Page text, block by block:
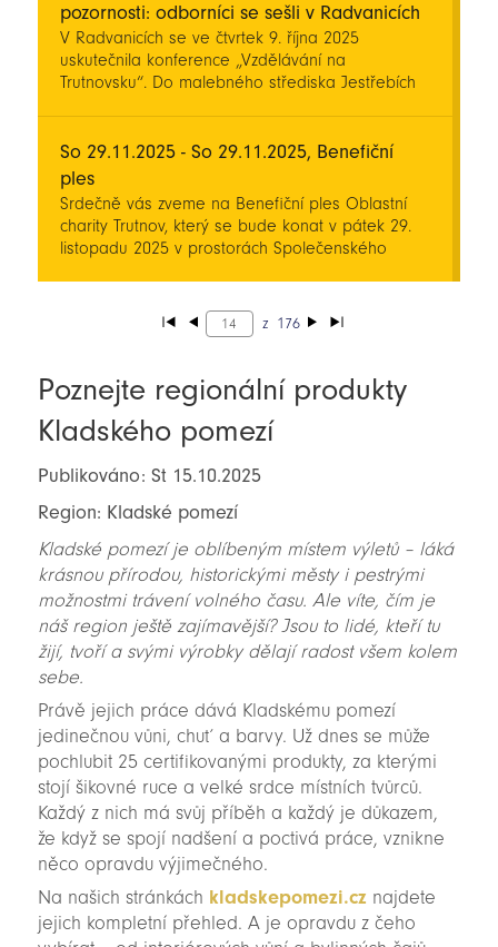
pozornosti: odborníci se sešli v Radvanicích
V Radvanicích se ve čtvrtek 9. října 2025
uskutečnila konference „Vzdělávání na
Trutnovsku“. Do malebného střediska Jestřebích
rozdělen do několika bloků.
So 29.11.2025 - So 29.11.2025, Benefiční
ples
Srdečně vás zveme na Benefiční ples Oblastní
charity Trutnov, který se bude konat v pátek 29.
listopadu 2025 v prostorách Společenského
z 176
Poznejte regionální produkty
Kladského pomezí
Publikováno: St 15.10.2025
Region: Kladské pomezí
Kladské pomezí je oblíbeným místem výletů – láká
krásnou přírodou, historickými městy i pestrými
možnostmi trávení volného času. Ale víte, čím je
náš region ještě zajímavější? Jsou to lidé, kteří tu
žijí, tvoří a svými výrobky dělají radost všem kolem
sebe.
Právě jejich práce dává Kladskému pomezí
jedinečnou vůni, chuť a barvy. Už dnes se může
pochlubit 25 certifikovanými produkty, za kterými
stojí šikovné ruce a velké srdce místních tvůrců.
Každý z nich má svůj příběh a každý je důkazem,
že když se spojí nadšení a poctivá práce, vznikne
něco opravdu výjimečného.
Na našich stránkách kladskepomezi.cz najdete
jejich kompletní přehled. A je opravdu z čeho